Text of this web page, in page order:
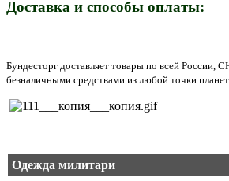
Доставка и способы оплаты:
Бундесторг доставляет товары по всей
безналичными средствами из любой точки
Одежда милитари